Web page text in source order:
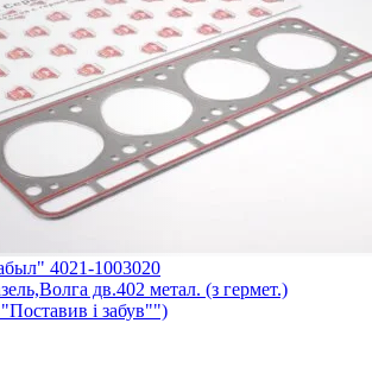
4021-1003020
дв.402 метал. (з гермет.)
і забув"")